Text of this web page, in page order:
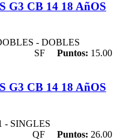
G3 CB 14 18 AñOS
- DOBLES
SF
Puntos: 15.00
G3 CB 14 18 AñOS
- SINGLES
QF
Puntos: 26.00